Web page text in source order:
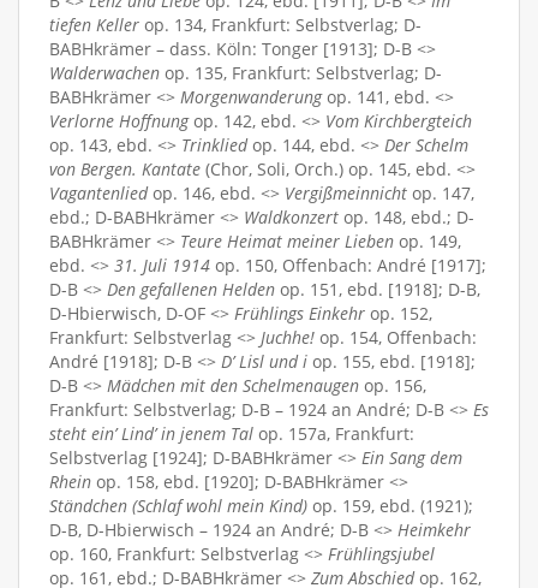
tiefen Keller op. 134, Frankfurt: Selbstverlag; D-
BABHkrämer – dass. Köln: Tonger [1913]; D-B <>
Walderwachen op. 135, Frankfurt: Selbstverlag; D-
BABHkrämer <> Morgenwanderungop. 141, ebd. <>
Verlorne Hoffnungop. 142, ebd. <> Vom Kirchbergteich
op. 143, ebd. <> Trinkliedop. 144, ebd. <> Der Schelm
von Bergen. Kantate (Chor, Soli, Orch.) op. 145, ebd. <>
Vagantenliedop. 146, ebd. <> Vergißmeinnicht op. 147,
ebd.; D-BABHkrämer <> Waldkonzert op. 148, ebd.; D-
BABHkrämer <> Teure Heimat meiner Lieben op. 149,
ebd. <> 31. Juli 1914 op. 150, Offenbach: André [1917];
D-B <> Den gefallenen Helden op. 151, ebd. [1918]; D-B,
D-Hbierwisch, D-OF <> Frühlings Einkehr op. 152,
Frankfurt: Selbstverlag <> Juchhe! op. 154, Offenbach:
André [1918]; D-B <> D’ Lisl und i op. 155, ebd. [1918];
D-B <> Mädchen mit den Schelmenaugen op. 156,
Frankfurt: Selbstverlag; D-B – 1924 an André; D-B <> Es
steht ein’ Lind’ in jenem Tal op. 157a, Frankfurt:
Selbstverlag [1924]; D-BABHkrämer <> Ein Sang dem
Rhein op. 158, ebd. [1920]; D-BABHkrämer <>
Ständchen (Schlaf wohl mein Kind) op. 159, ebd. (1921);
D-B, D-Hbierwisch – 1924 an André; D-B <> Heimkehr
op. 160, Frankfurt: Selbstverlag <> Frühlingsjubel
op. 161, ebd.; D-BABHkrämer <> Zum Abschiedop. 162,